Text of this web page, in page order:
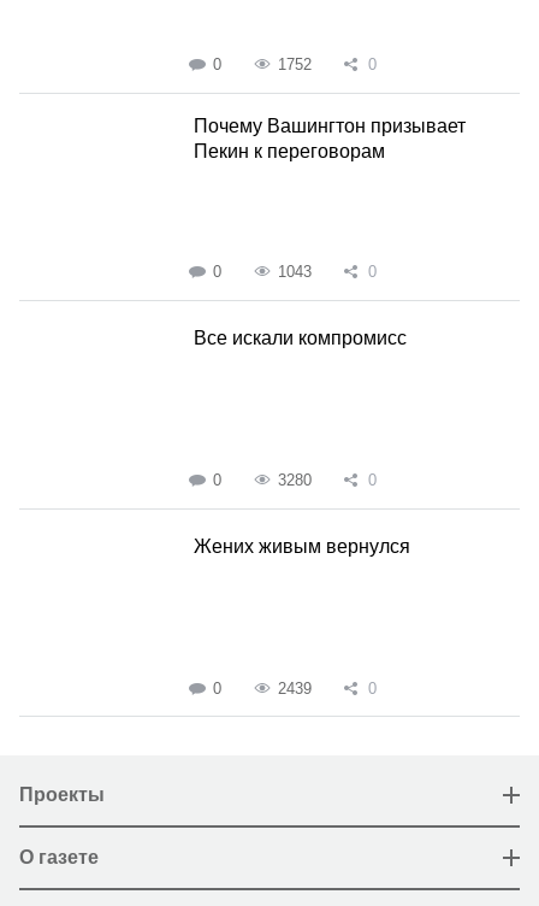
0 1752 0
Почему Вашингтон призывает
Пекин к переговорам
0 1043 0
Все искали компромисс
0 3280 0
Жених живым вернулся
0 2439 0
Проекты
О газете